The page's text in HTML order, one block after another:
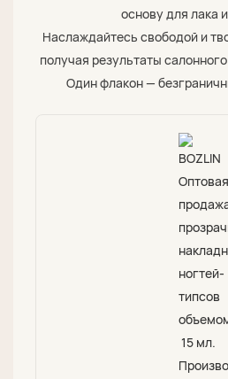
основу для лака
Наслаждайтесь свободой и
получая результаты
Один флакон —